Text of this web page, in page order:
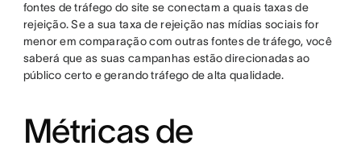
fontes de tráfego do site se conectam a quais taxas de
rejeição. Se a sua taxa de rejeição nas mídias sociais for
menor em comparação com outras fontes de tráfego, você
saberá que as suas campanhas estão direcionadas ao
público certo e gerando tráfego de alta qualidade.
Métricas de